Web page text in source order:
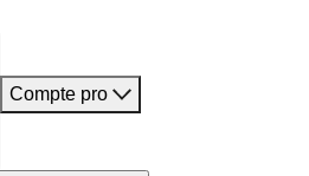
Compte pro